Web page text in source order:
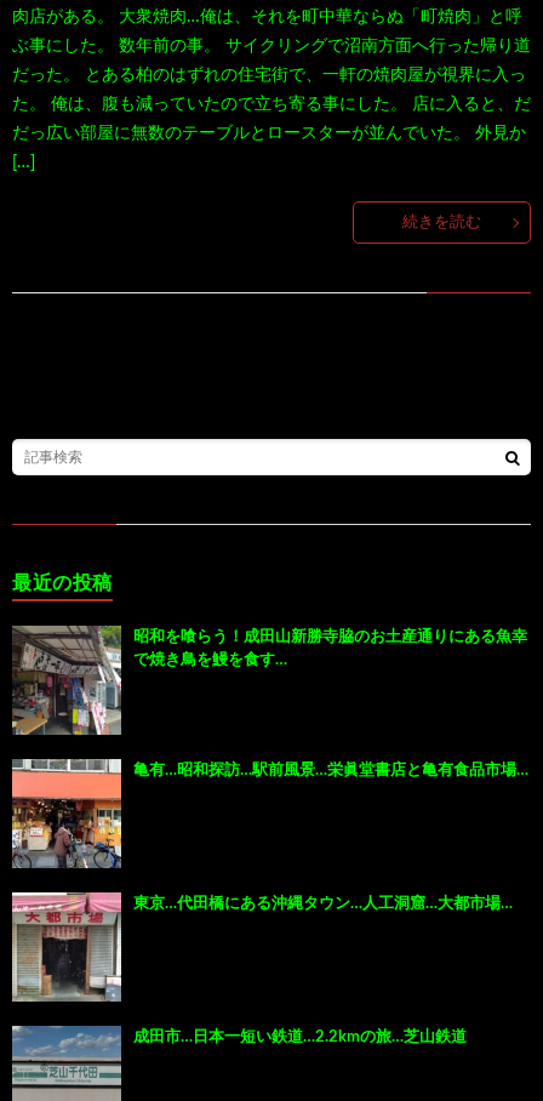
肉店がある。 大衆焼肉…俺は、それを町中華ならぬ「町焼肉」と呼
ぶ事にした。 数年前の事。 サイクリングで沼南方面へ行った帰り道
だった。 とある柏のはずれの住宅街で、一軒の焼肉屋が視界に入っ
た。 俺は、腹も減っていたので立ち寄る事にした。 店に入ると、だ
だっ広い部屋に無数のテーブルとロースターが並んでいた。 外見か
[…]
続きを読む
最近の投稿
昭和を喰らう！成田山新勝寺脇のお土産通りにある魚幸
で焼き鳥を鰻を食す…
亀有…昭和探訪…駅前風景…栄眞堂書店と亀有食品市場…
東京…代田橋にある沖縄タウン…人工洞窟…大都市場…
成田市…日本一短い鉄道…2.2kmの旅…芝山鉄道